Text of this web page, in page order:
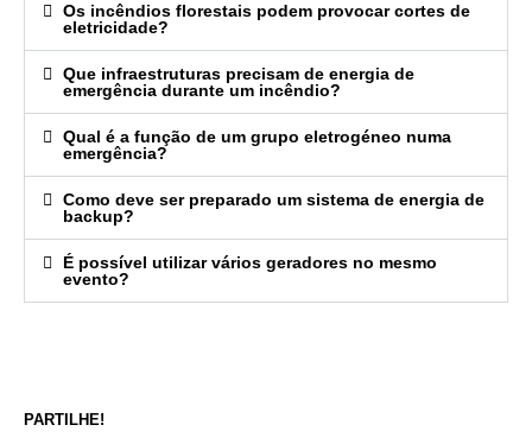
Os incêndios florestais podem provocar cortes de
eletricidade?
Que infraestruturas precisam de energia de
emergência durante um incêndio?
Qual é a função de um grupo eletrogéneo numa
emergência?
Como deve ser preparado um sistema de energia de
backup?
É possível utilizar vários geradores no mesmo
evento?
PARTILHE!